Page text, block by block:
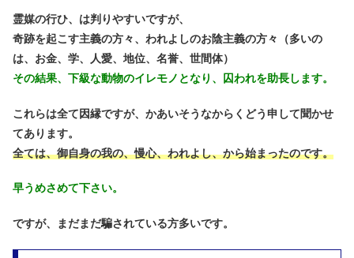
霊媒の行ひ、は判りやすいですが、
奇跡を起こす主義の方々、 われよしのお陰主義の方々（多いの
は、お金、学、人愛、地位、名誉、世間体）
その結果、下級な動物のイレモノとなり、囚われを助長します。
これらは全て因縁ですが、かあいそうなからくどう申して聞かせ
てあります。
全ては、御自身の我の、慢心、われよし、から始まったのです。
早うめさめて下さい。
ですが、まだまだ騙されている方多いです。